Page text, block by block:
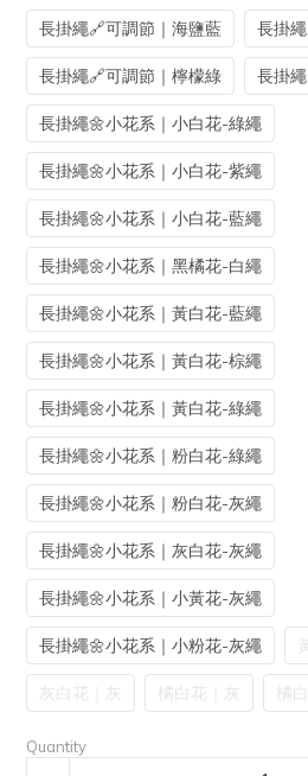
長掛繩🔗可調節｜海鹽藍 長掛
長掛繩🔗可調節｜檸檬綠 長掛
長掛繩🌼小花系｜小白花-綠繩
長掛繩🌼小花系｜小白花-紫繩
長掛繩🌼小花系｜小白花-藍繩
長掛繩🌼小花系｜黑橘花-白繩
長掛繩🌼小花系｜黃白花-藍繩
長掛繩🌼小花系｜黃白花-棕繩
長掛繩🌼小花系｜黃白花-綠繩
長掛繩🌼小花系｜粉白花-綠繩
長掛繩🌼小花系｜粉白花-灰繩
長掛繩🌼小花系｜灰白花-灰繩
長掛繩🌼小花系｜小黃花-灰繩
長掛繩🌼小花系｜小粉花-灰繩
灰白花｜灰 橘白花｜灰 橘
Quantity